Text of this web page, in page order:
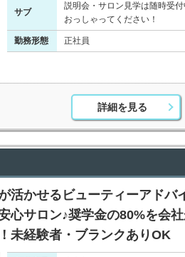
サブ
説明会・サロン見学は随時受
おっしゃってください！
勤務形態 正社員
詳細を見る
活かせるビューティーアドバ
心サロン♪奨学金の80%を会
未経験者・ブランクありOK